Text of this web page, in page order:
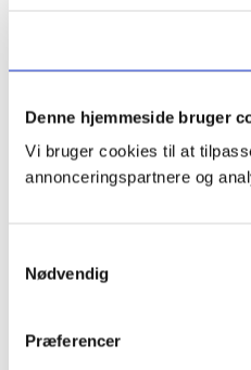
Denne hjemmeside bruger
Vi bruger cookies til at
annonceringspartnere og
Nødvendig
Præferencer